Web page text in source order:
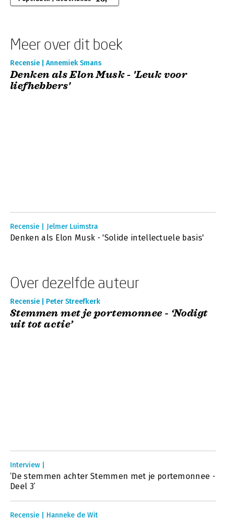
Meer over dit boek
Recensie | Annemiek Smans
Denken als Elon Musk - 'Leuk voor
liefhebbers'
Recensie | Jelmer Luimstra
Denken als Elon Musk - 'Solide intellectuele basis'
Over dezelfde auteur
Recensie | Peter Streefkerk
Stemmen met je portemonnee - ‘Nodigt
uit tot actie’
Interview |
‘De stemmen achter Stemmen met je portemonnee -
Deel 3’
Recensie | Hanneke de Wit